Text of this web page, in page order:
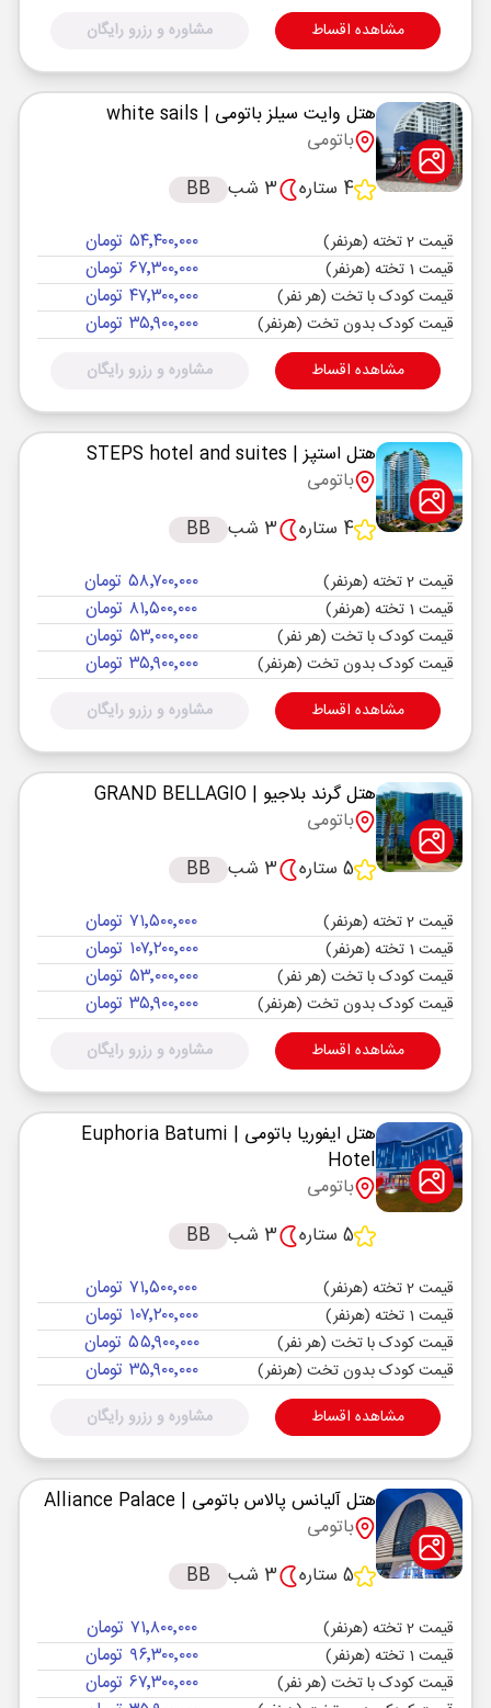
مشاهده اقساط مشاوره و رزرو رایگان
هتل وایت سیلز باتومی | white sails
باتومی
4 ستاره
3 شب BB
قیمت 2 تخته (هرنفر) ۵۴٬۴۰۰٬۰۰۰ تومان
قیمت 1 تخته (هرنفر) ۶۷٬۳۰۰٬۰۰۰ تومان
قیمت کودک با تخت (هر نفر) ۴۷٬۳۰۰٬۰۰۰ تومان
قیمت کودک بدون تخت (هرنفر) ۳۵٬۹۰۰٬۰۰۰ تومان
مشاهده اقساط مشاوره و رزرو رایگان
هتل استپز| STEPS hotel and suites
باتومی
4 ستاره
3 شب BB
قیمت 2 تخته (هرنفر) ۵۸٬۷۰۰٬۰۰۰ تومان
قیمت 1 تخته (هرنفر) ۸۱٬۵۰۰٬۰۰۰ تومان
قیمت کودک با تخت (هر نفر) ۵۳٬۰۰۰٬۰۰۰ تومان
قیمت کودک بدون تخت (هرنفر) ۳۵٬۹۰۰٬۰۰۰ تومان
مشاهده اقساط مشاوره و رزرو رایگان
هتل گرند بلاجیو | GRAND BELLAGIO
باتومی
5 ستاره
3 شب BB
قیمت 2 تخته (هرنفر) ۷۱٬۵۰۰٬۰۰۰ تومان
قیمت 1 تخته (هرنفر) ۱۰۷٬۲۰۰٬۰۰۰ تومان
قیمت کودک با تخت (هر نفر) ۵۳٬۰۰۰٬۰۰۰ تومان
قیمت کودک بدون تخت (هرنفر) ۳۵٬۹۰۰٬۰۰۰ تومان
مشاهده اقساط مشاوره و رزرو رایگان
هتل ایفوریا باتومی
| Euphoria Batumi
Hotel
باتومی
5 ستاره
3 شب BB
قیمت 2 تخته (هرنفر) ۷۱٬۵۰۰٬۰۰۰ تومان
قیمت 1 تخته (هرنفر) ۱۰۷٬۲۰۰٬۰۰۰ تومان
قیمت کودک با تخت (هر نفر) ۵۵٬۹۰۰٬۰۰۰ تومان
قیمت کودک بدون تخت (هرنفر) ۳۵٬۹۰۰٬۰۰۰ تومان
مشاهده اقساط مشاوره و رزرو رایگان
هتل آلیانس پالاس باتومی | Alliance Palace
باتومی
5 ستاره
3 شب BB
قیمت 2 تخته (هرنفر) ۷۱٬۸۰۰٬۰۰۰ تومان
قیمت 1 تخته (هرنفر) ۹۶٬۳۰۰٬۰۰۰ تومان
قیمت کودک با تخت (هر نفر) ۶۷٬۳۰۰٬۰۰۰ تومان